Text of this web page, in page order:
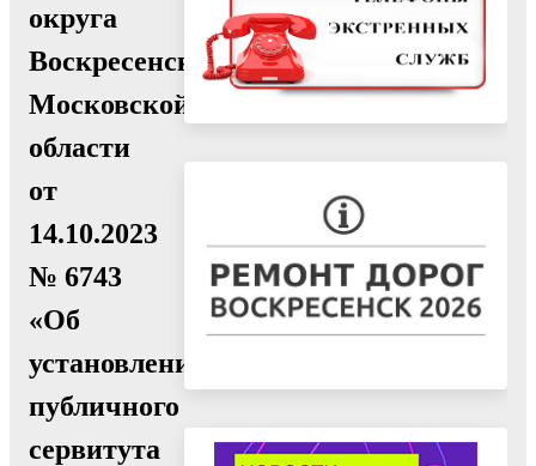
округа
Воскресенск
Московской
области
от
14.10.2023
№ 6743
«Об
установлении
публичного
сервитута